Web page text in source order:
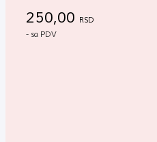
250,00 RSD
- sa PDV